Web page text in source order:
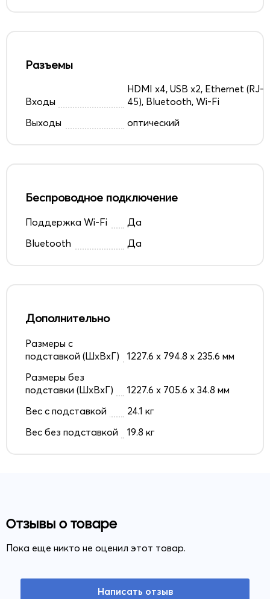
Разъемы
Входы
HDMI x4, USB x2, Ethernet (RJ-
45), Bluetooth, Wi-Fi
Выходы
оптический
Беспроводное подключение
Поддержка Wi-Fi
Да
Bluetooth
Да
Дополнительно
Размеры с
подставкой (ШxВxГ)
1227.6 x 794.8 x 235.6 мм
Размеры без
подставки (ШxВxГ)
1227.6 x 705.6 x 34.8 мм
Вес с подставкой
24.1 кг
Вес без подставкой
19.8 кг
Отзывы о товаре
Пока еще никто не оценил этот товар.
Написать отзыв